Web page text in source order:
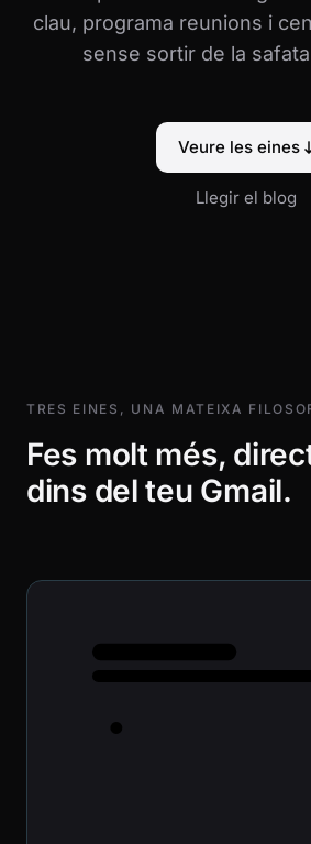
clau, programa reunions i
sense sortir de la
Veure les eines
Llegir el blog
TRES EINES, UNA MATEIXA
Fes molt més,
dins del teu Gmail.